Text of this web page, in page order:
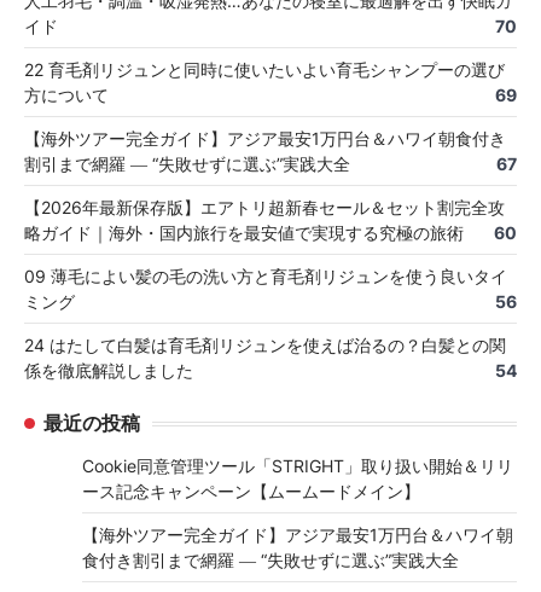
イド
70
22 育毛剤リジュンと同時に使いたいよい育毛シャンプーの選び
方について
69
【海外ツアー完全ガイド】アジア最安1万円台＆ハワイ朝食付き
割引まで網羅 ― “失敗せずに選ぶ”実践大全
67
【2026年最新保存版】エアトリ超新春セール＆セット割完全攻
略ガイド｜海外・国内旅行を最安値で実現する究極の旅術
60
09 薄毛によい髪の毛の洗い方と育毛剤リジュンを使う良いタイ
ミング
56
24 はたして白髪は育毛剤リジュンを使えば治るの？白髪との関
係を徹底解説しました
54
最近の投稿
Cookie同意管理ツール「STRIGHT」取り扱い開始＆リリ
ース記念キャンペーン【ムームードメイン】
【海外ツアー完全ガイド】アジア最安1万円台＆ハワイ朝
食付き割引まで網羅 ― “失敗せずに選ぶ”実践大全